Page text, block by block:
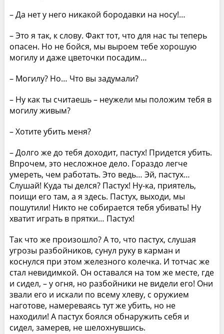
– Да нет у него никакой бородавки на носу!…
– Это я так, к слову. Факт тот, что для нас ты теперь
опасен. Но не бойся, мы выроем тебе хорошую
могилу и даже цветочки посадим…
– Могилу? Но… Что вы задумали?
– Ну как ты считаешь – неужели мы положим тебя в
могилу живым?
– Хотите убить меня?
– Долго же до тебя доходит, пастух! Придется убить.
Впрочем, это несложное дело. Гораздо легче
умереть, чем работать. Это ведь… Эй, пастух…
Слушай! Куда ты делся? Пастух! Ну-ка, приятель,
поищи его там, а я здесь. Пастух, выходи, мы
пошутили! Никто не собирается тебя убивать! Ну
хватит играть в прятки… Пастух!
Так что же произошло? А то, что пастух, слушая
угрозы разбойников, сунул руку в карман и
коснулся при этом железного колечка. И тотчас же
стал невидимкой. Он оставался на том же месте, где
и сидел, – у огня, но разбойники не видели его! Они
звали его и искали по всему хлеву, с оружием
наготове, намереваясь тут же убить, но не
находили! А пастух боялся обнаружить себя и
сидел, замерев, не шелохнувшись.